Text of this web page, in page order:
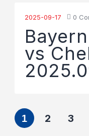
2025-09-17 0
vs
1 2 3